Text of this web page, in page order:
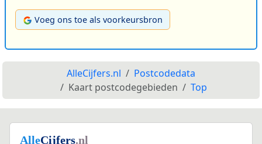
Voeg ons toe als voorkeursbron
AlleCijfers.nl
Postcodedata
Kaart postcodegebieden
Top